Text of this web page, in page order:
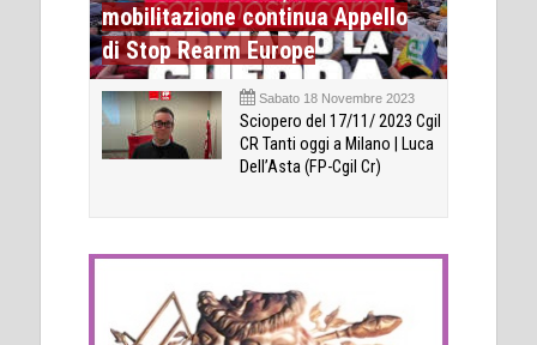
mobilitazione continua Appello
di Stop Rearm Europe
Sabato 18 Novembre 2023
Sciopero del 17/11/ 2023 Cgil
CR Tanti oggi a Milano | Luca
Dell’Asta (FP-Cgil Cr)